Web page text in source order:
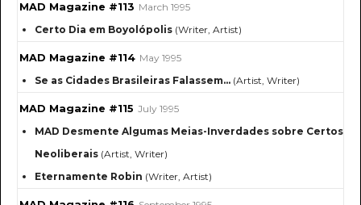
MAD Magazine #113 March 1995
Certo Dia em Boyolópolis (Writer, Artist)
MAD Magazine #114 May 1995
Se as Cidades Brasileiras Falassem… (Artist, Writer)
MAD Magazine #115 July 1995
MAD Desmente Algumas Meias-Inverdades sobre Certos
Neoliberais (Artist, Writer)
Eternamente Robin (Writer, Artist)